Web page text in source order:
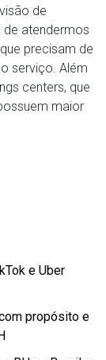
de
de atendermos
precisam de
serviço. Além
centers, que
maior
e Uber
propósito e